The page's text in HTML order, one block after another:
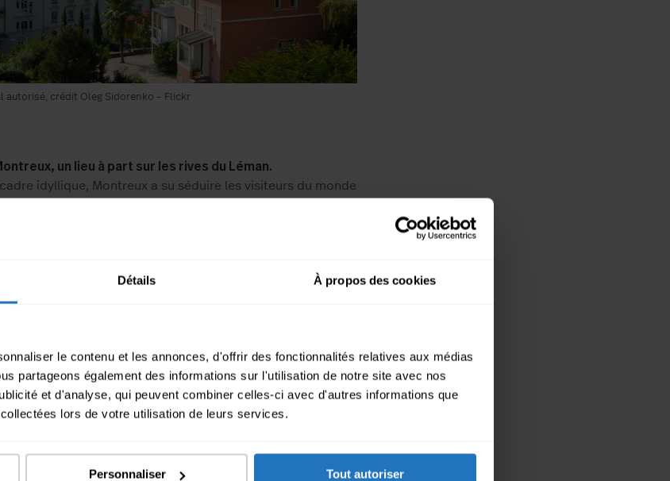
Détails À propos des cookies
le contenu et les annonces, d'offrir des fonctionnalités relatives aux médias
partageons également des informations sur l'utilisation de notre site avec nos
et d'analyse, qui peuvent combiner celles-ci avec d'autres informations que
lors de votre utilisation de leurs services.
Personnaliser Tout autoriser
autorisé, crédit Oleg Sidorenko – Flickr
un lieu à part sur les rives du Léman.
idyllique, Montreux a su séduire les visiteurs du monde
haut lieu de culture, une source d’inspiration qui attire
d’un million de touristes. Ce havre de paix propose une
festivals de renom, spectacles… vous aurez le
déménagement aussi, vous avez le choix. Mais il n’est
de se décider. Et vous souhaiteriez certainement
dans la bonne préparation du départ. Dans les 48
basée à Montreux. Vous n’avez plus qu’à réserver
ligne le meilleur service. Ne perdez pas de temps, MOVU